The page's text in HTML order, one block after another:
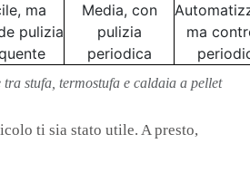
tra stufa, termostufa e caldaia a pellet
ma
pulizia
Media, con
pulizia
periodica
ma
ti sia stato utile. A presto,